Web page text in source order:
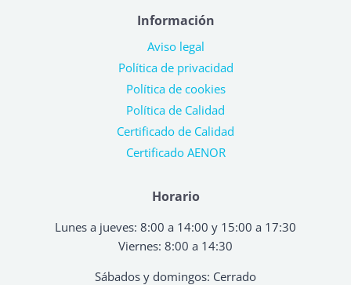
Horario
Lunes a jueves: 8:00 a 14:00 y 15:00 a 17:30
Viernes: 8:00 a 14:30
Sábados y domingos: Cerrado
Información
Aviso legal
Política de privacidad
Política de cookies
Política de Calidad
Certificado de Calidad
Certificado AENOR